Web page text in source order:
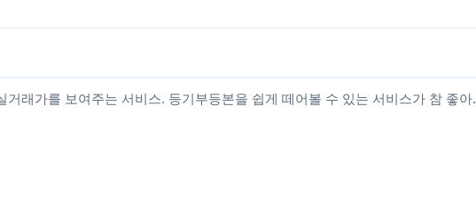
래가를 보여주는 서비스. 등기부등본을 쉽게 떼어볼 수 있는 서비스가 참 좋아.